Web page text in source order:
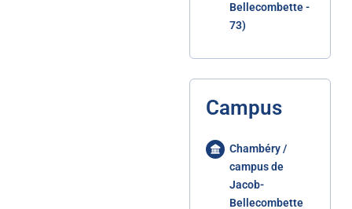
Bellecombette -
73)
Campus
Chambéry /
campus de
Jacob-
Bellecombette